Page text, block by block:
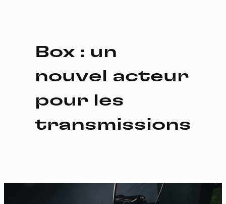
Box : un
nouvel acteur
pour les
transmissions